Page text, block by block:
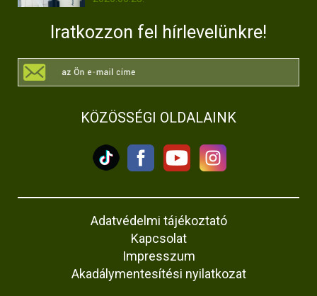
Iratkozzon fel hírlevelünkre!
KÖZÖSSÉGI OLDALAINK
Adatvédelmi tájékoztató
Kapcsolat
Impresszum
Akadálymentesítési nyilatkozat